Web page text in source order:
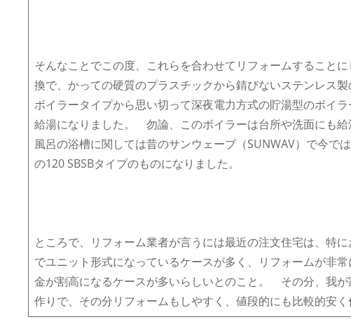
そんなことでこの度、これらを合わせてリフォームすること
換で、かっての硬質のプラスチックから錆びないステンレス
ボイラータイプから思い切って深夜電力方式の貯湯型のボイ
給湯になりました。 勿論、このボイラーは台所や洗面にも
風呂の浴槽に関しては昔のサンウェーブ（SUNWAV）で今で
の120 SBSBタイプのものになりました。
ところで、リフォーム業者が言うには最近の注文住宅は、特
でユニット形式になっているケースが多く、リフォームが非
金が割高になるケースが多いらしいとのこと。 その分、我
作りで、その分リフォームもしやすく、値段的にも比較的安く